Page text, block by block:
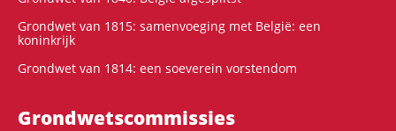
Grondwet van 1815: samenvoeging met België: een
koninkrijk
Grondwet van 1814: een soeverein vorstendom
Grondwets­commissies